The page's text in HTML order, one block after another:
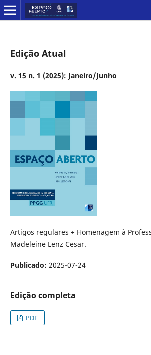
Edição Atual
v. 15 n. 1 (2025): Janeiro/Junho
Artigos regulares + Homenagem à
Madeleine Lenz Cesar.
Publicado: 2025-07-24
Edição completa
PDF